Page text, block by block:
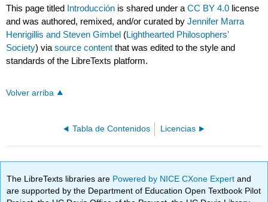
This page titled Introducción is shared under aCC BY 4.0 license
and was authored, remixed, and/or curated byJennifer Marra
Henrigillis and Steven Gimbel (Lighthearted Philosophers'
Society) viasource content that was edited to the style and
standards of the LibreTexts platform.
Volver arriba
Tabla de Contenidos Licencias
The LibreTexts libraries are Powered by NICE CXone Expertand
are supported by the Department of Education Open Textbook Pilot